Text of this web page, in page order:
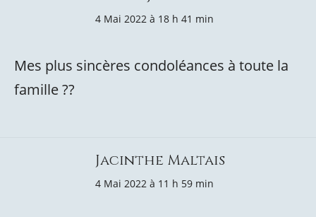
4 Mai 2022 à 18 h 41 min
Mes plus sincères condoléances à toute la
famille ??
Jacinthe Maltais
4 Mai 2022 à 11 h 59 min